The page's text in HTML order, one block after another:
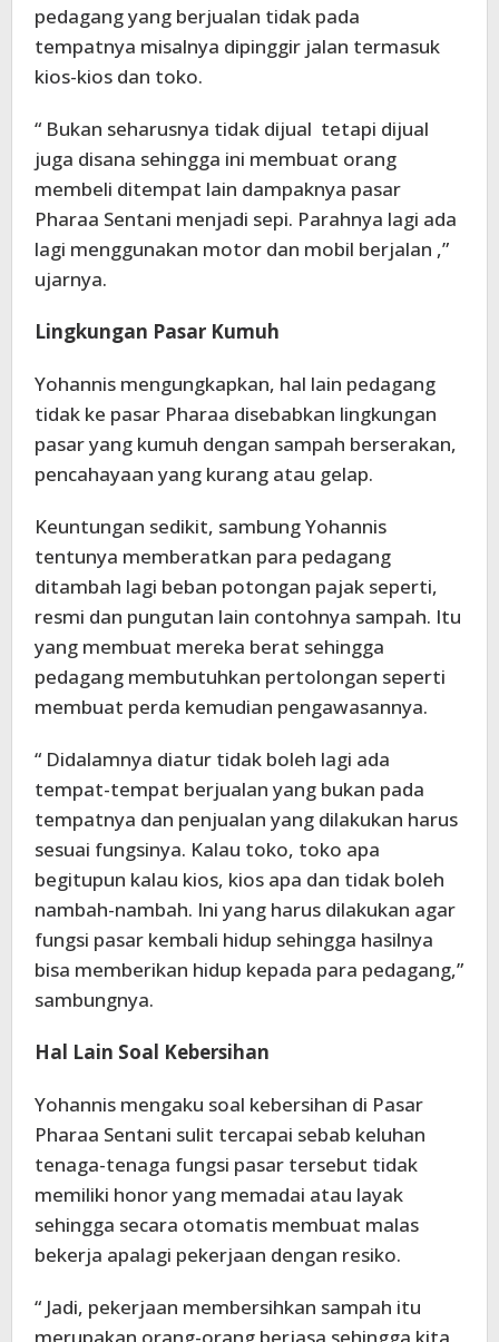
pedagang yang berjualan tidak pada
tempatnya misalnya dipinggir jalan termasuk
kios-kios dan toko.
“ Bukan seharusnya tidak dijual tetapi dijual
juga disana sehingga ini membuat orang
membeli ditempat lain dampaknya pasar
Pharaa Sentani menjadi sepi. Parahnya lagi ada
lagi menggunakan motor dan mobil berjalan ,”
ujarnya.
Lingkungan Pasar Kumuh
Yohannis mengungkapkan, hal lain pedagang
tidak ke pasar Pharaa disebabkan lingkungan
pasar yang kumuh dengan sampah berserakan,
pencahayaan yang kurang atau gelap.
Keuntungan sedikit, sambung Yohannis
tentunya memberatkan para pedagang
ditambah lagi beban potongan pajak seperti,
resmi dan pungutan lain contohnya sampah. Itu
yang membuat mereka berat sehingga
pedagang membutuhkan pertolongan seperti
membuat perda kemudian pengawasannya.
“ Didalamnya diatur tidak boleh lagi ada
tempat-tempat berjualan yang bukan pada
tempatnya dan penjualan yang dilakukan harus
sesuai fungsinya. Kalau toko, toko apa
begitupun kalau kios, kios apa dan tidak boleh
nambah-nambah. Ini yang harus dilakukan agar
fungsi pasar kembali hidup sehingga hasilnya
bisa memberikan hidup kepada para pedagang,”
sambungnya.
Hal Lain Soal Kebersihan
Yohannis mengaku soal kebersihan di Pasar
Pharaa Sentani sulit tercapai sebab keluhan
tenaga-tenaga fungsi pasar tersebut tidak
memiliki honor yang memadai atau layak
sehingga secara otomatis membuat malas
bekerja apalagi pekerjaan dengan resiko.
“ Jadi, pekerjaan membersihkan sampah itu
merupakan orang-orang berjasa sehingga kita